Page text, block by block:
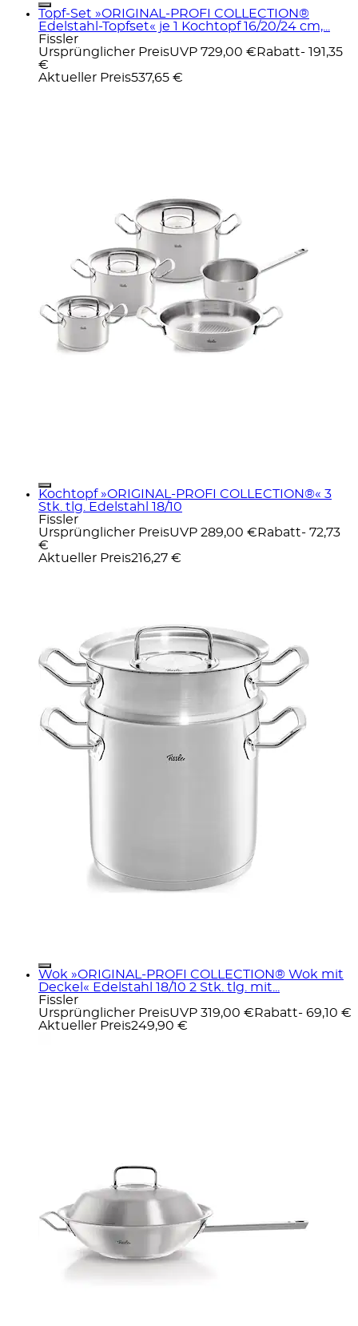
Topf-Set »ORIGINAL-PROFI COLLECTION®
Edelstahl-Topfset« je 1 Kochtopf 16/20/24 cm,...
Fissler
Ursprünglicher PreisUVP 729,00 € Rabatt- 191,35
€
Aktueller Preis537,65 €
Kochtopf »ORIGINAL-PROFI COLLECTION®« 3
Stk. tlg. Edelstahl 18/10
Fissler
Ursprünglicher PreisUVP 289,00 € Rabatt- 72,73
€
Aktueller Preis216,27 €
Wok »ORIGINAL-PROFI COLLECTION® Wok mit
Deckel« Edelstahl 18/10 2 Stk. tlg. mit...
Fissler
Ursprünglicher PreisUVP 319,00 € Rabatt- 69,10 €
Aktueller Preis249,90 €